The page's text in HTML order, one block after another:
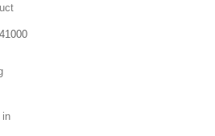
in